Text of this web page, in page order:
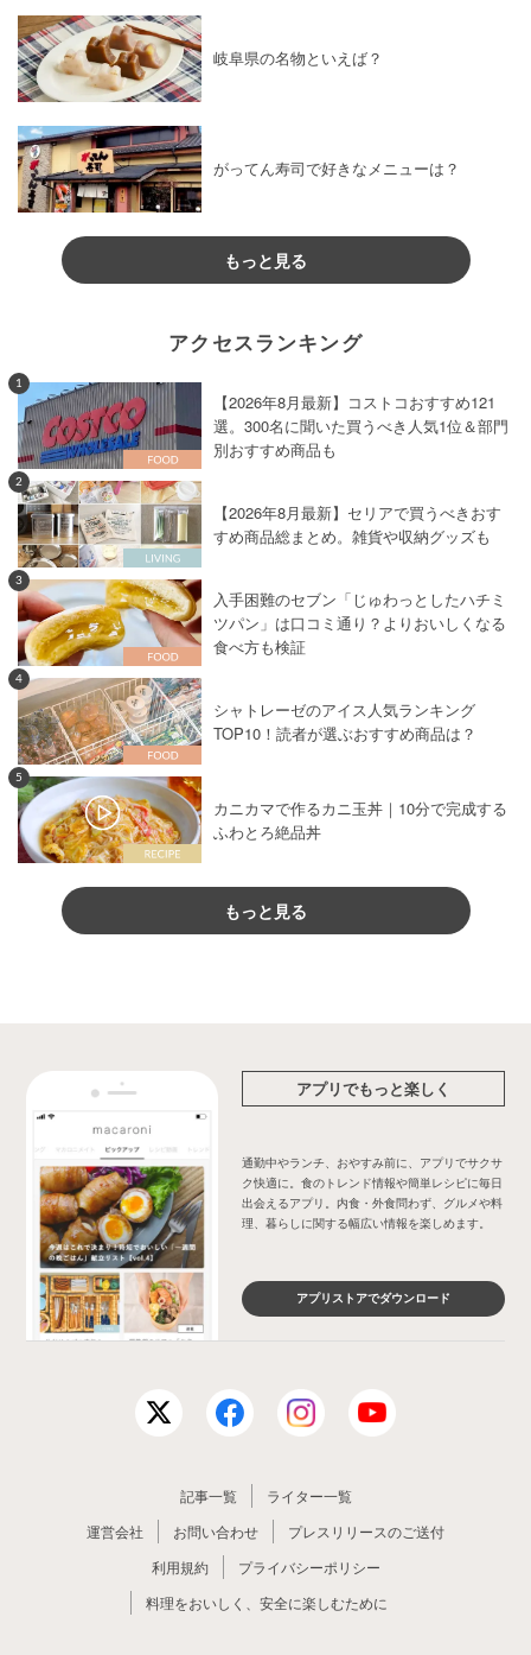
岐阜県の名物といえば？
がってん寿司で好きなメニューは？
もっと見る
アクセスランキング
1
【2026年8月最新】コストコおすすめ121
選。300名に聞いた買うべき人気1位＆部門
別おすすめ商品も
2
【2026年8月最新】セリアで買うべきおす
すめ商品総まとめ。雑貨や収納グッズも
3
入手困難のセブン「じゅわっとしたハチミ
ツパン」は口コミ通り？よりおいしくなる
食べ方も検証
4
シャトレーゼのアイス人気ランキング
TOP10！読者が選ぶおすすめ商品は？
5
カニカマで作るカニ玉丼｜10分で完成する
ふわとろ絶品丼
もっと見る
アプリでもっと楽しく
通勤中やランチ、おやすみ前に、アプリでサクサ
ク快適に。食のトレンド情報や簡単レシピに毎日
出会えるアプリ。内食・外食問わず、グルメや料
理、暮らしに関する幅広い情報を楽しめます。
アプリストアでダウンロード
記事一覧
ライター一覧
運営会社
お問い合わせ
プレスリリースのご送付
利用規約
プライバシーポリシー
料理をおいしく、安全に楽しむために